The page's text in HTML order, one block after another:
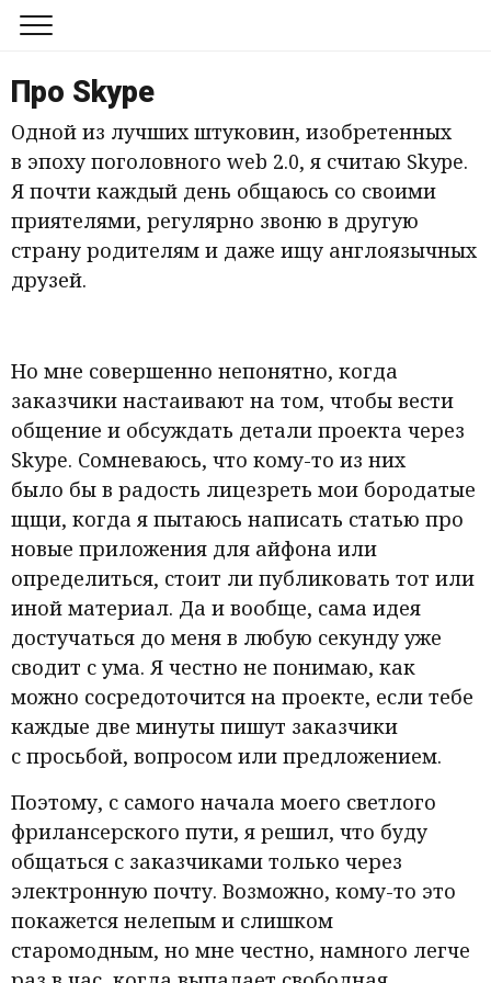
Блог
Канал в Телеграме
Про Skype
Одной из лучших штуковин, изобретенных
в эпоху поголовного web 2.0, я считаю Skype.
Я почти каждый день общаюсь со своими
приятелями, регулярно звоню в другую
страну родителям и даже ищу англоязычных
друзей.
Но мне совершенно непонятно, когда
заказчики настаивают на том, чтобы вести
общение и обсуждать детали проекта через
Skype. Сомневаюсь, что кому-то из них
было бы в радость лицезреть мои бородатые
щщи, когда я пытаюсь написать статью про
новые приложения для айфона или
определиться, стоит ли публиковать тот или
иной материал. Да и вообще, сама идея
достучаться до меня в любую секунду уже
сводит с ума. Я честно не понимаю, как
можно сосредоточится на проекте, если тебе
каждые две минуты пишут заказчики
с просьбой, вопросом или предложением.
Поэтому, с самого начала моего светлого
фрилансерского пути, я решил, что буду
общаться с заказчиками только через
электронную почту. Возможно, кому-то это
покажется нелепым и слишком
старомодным, но мне честно, намного легче